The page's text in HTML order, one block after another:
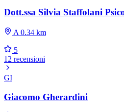
Dott.ssa Silvia Staffolani
A 0.34 km
5
12 recensioni
GI
Giacomo Gherardini